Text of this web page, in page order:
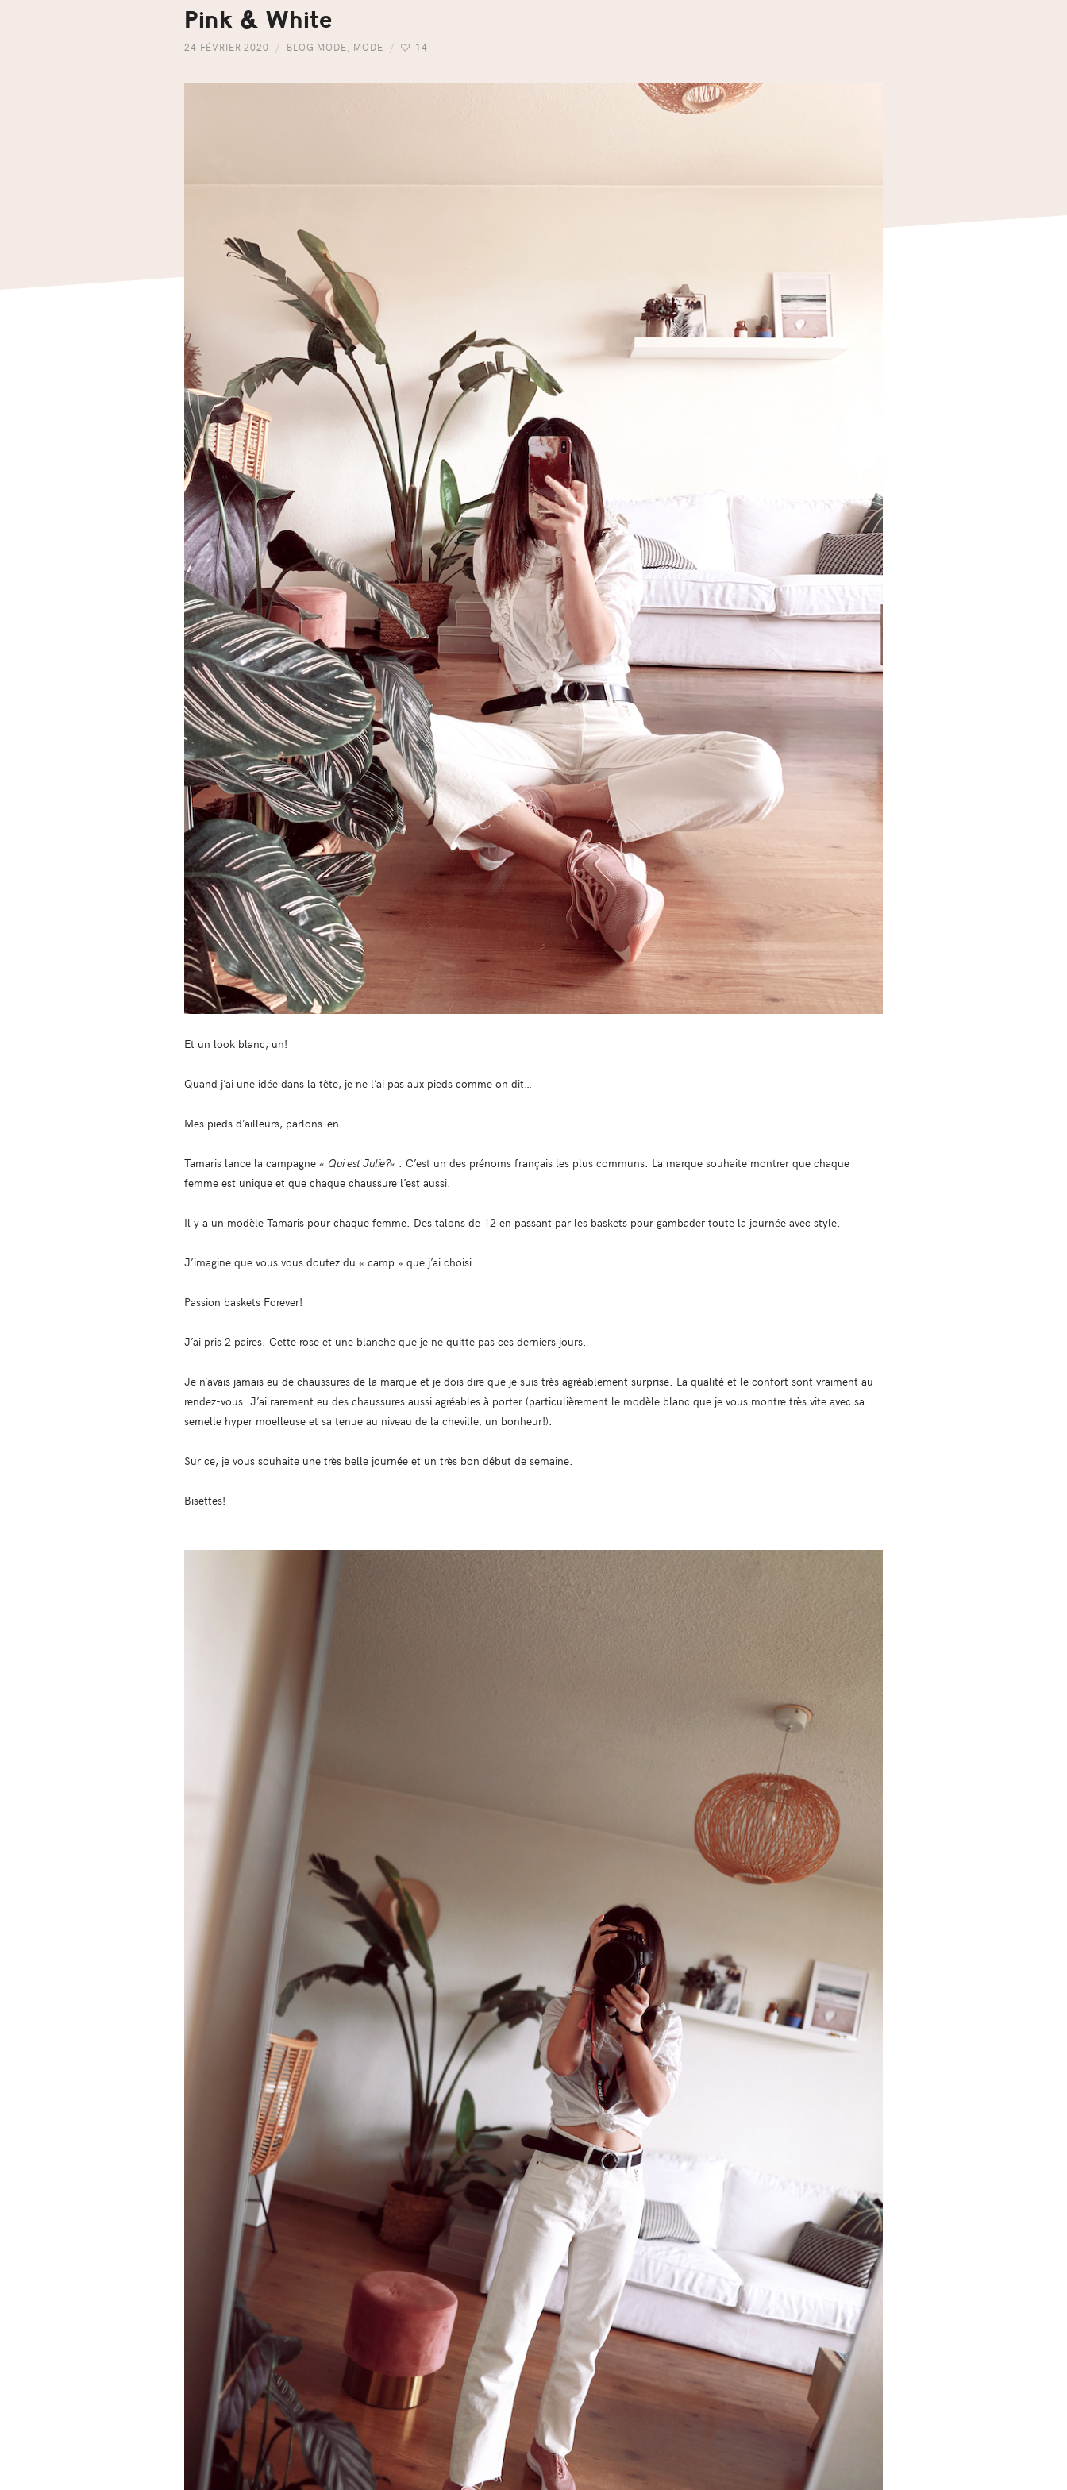
Pink & White
24 FÉVRIER 2020 BLOG MODE MODE 14
Et un look blanc, un!
Quand j’ai une idée dans la tête, je ne l’ai pas aux pieds comme on dit…
Mes pieds d’ailleurs, parlons-en.
Tamaris lance la campagne « Qui est Julie?« . C’est un des prénoms français les plus communs. La marque souhaite montrer que chaque
femme est unique et que chaque chaussure l’est aussi.
Il y a un modèle Tamaris pour chaque femme. Des talons de 12 en passant par les baskets pour gambader toute la journée avec style.
J’imagine que vous vous doutez du « camp » que j’ai choisi…
Passion baskets Forever!
J’ai pris 2 paires. Cette rose et une blanche que je ne quitte pas ces derniers jours.
Je n’avais jamais eu de chaussures de la marque et je dois dire que je suis très agréablement surprise. La qualité et le confort sont vraiment au
rendez-vous. J’ai rarement eu des chaussures aussi agréables à porter (particulièrement le modèle blanc que je vous montre très vite avec sa
semelle hyper moelleuse et sa tenue au niveau de la cheville, un bonheur!).
Sur ce, je vous souhaite une très belle journée et un très bon début de semaine.
Bisettes!